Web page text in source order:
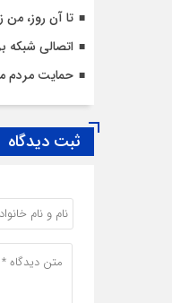
تا آن روز، من
اتصالی
حمایت مردم
ثبت دیدگاه